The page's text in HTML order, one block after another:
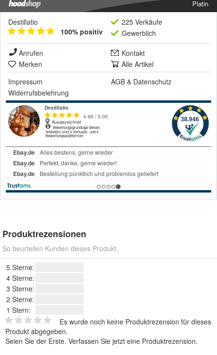
Platin
Destillatio
100% positiv
225 Verkäufe
Gewerblich
Anrufen
Kontakt
Merken
Alle Artikel
Impressum
AGB & Datenschutz
Widerrufsbelehrung
Produktrezensionen
So beurteilen Kunden dieses Produkt.
5 Sterne:
4 Sterne:
3 Sterne:
2 Sterne:
1 Stern:
Es wurde noch keine Produktrezension für dieses
Produkt abgegeben.
Seien Sie der Erste. Verfassen Sie jetzt eine Produktrezension.